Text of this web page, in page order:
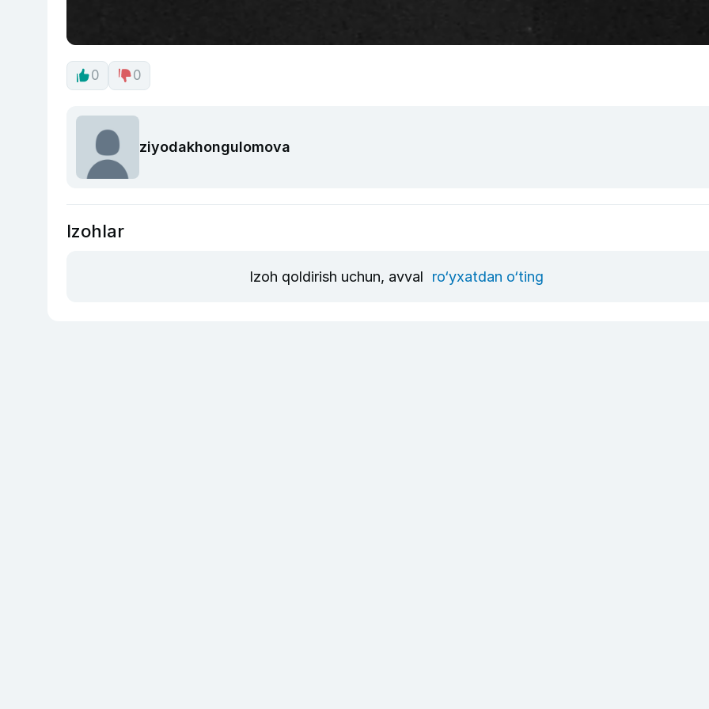
0 0
ziyodakhongulomova
Izohlar
Izoh qoldirish uchun, avval ro‘yxatdan o‘ting